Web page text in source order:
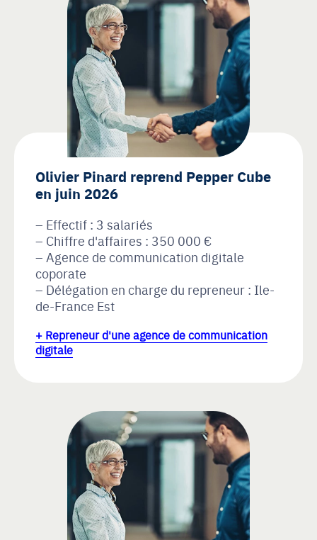
Olivier Pinard reprend Pepper Cube
en juin 2026
Effectif : 3 salariés
Chiffre d'affaires : 350 000 €
Agence de communication digitale
coporate
Délégation en charge du repreneur : Ile-
de-France Est
+ Repreneur d'une agence de communication
digitale